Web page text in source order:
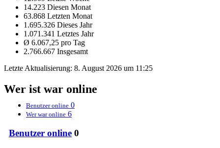
14.223 Diesen Monat
63.868 Letzten Monat
1.695.326 Dieses Jahr
1.071.341 Letztes Jahr
Ø 6.067,25 pro Tag
2.766.667 Insgesamt
Letzte Aktualisierung: 8. August 2026 um 11:25
Wer ist war online
Benutzer online 0
Wer war online 6
Benutzer online 0